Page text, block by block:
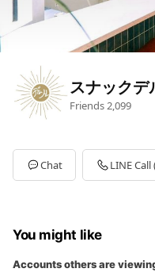
スナック
Friends2,099
Chat LINE Call
You might like
Accounts others are